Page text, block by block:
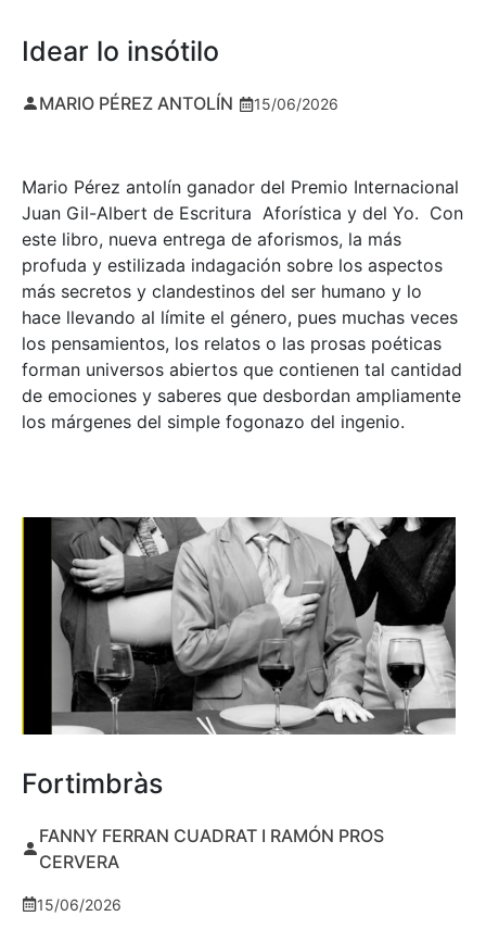
Idear lo insótilo
MARIO PÉREZ ANTOLÍN 15/06/2026
Mario Pérez antolín ganador del Premio Internacional
Juan Gil-Albert de Escritura Aforística y del Yo. Con
este libro, nueva entrega de aforismos, la más
profuda y estilizada indagación sobre los aspectos
más secretos y clandestinos del ser humano y lo
hace llevando al límite el género, pues muchas veces
los pensamientos, los relatos o las prosas poéticas
forman universos abiertos que contienen tal cantidad
de emociones y saberes que desbordan ampliamente
los márgenes del simple fogonazo del ingenio.
Fortimbràs
FANNY FERRAN CUADRAT I RAMÓN PROS
CERVERA
15/06/2026